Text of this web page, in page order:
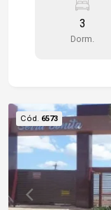
Cozinha
espaço Lavanderia separada 1 vaga de garagem
para seus
Localização
escolas,
às principais vias da
para agendar
3
Dorm.
Cód. 6573